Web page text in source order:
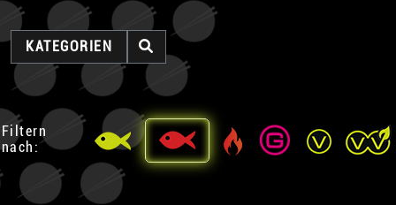
KATEGORIEN
Filtern
nach: